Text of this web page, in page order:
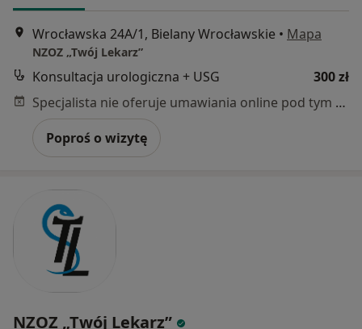
Wrocławska 24A/1, Bielany Wrocławskie • Mapa
NZOZ „Twój Lekarz”
Konsultacja urologiczna + USG
300 zł
Specjalista nie oferuje umawiania online pod tym adresem.
Poproś o wizytę
NZOZ „Twój Lekarz”